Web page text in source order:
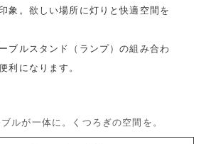
象。欲しい場所に灯りと快適空間を
ブルスタンド（ランプ）の組み合わ
利になります。
ルが一体に。くつろぎの空間を。